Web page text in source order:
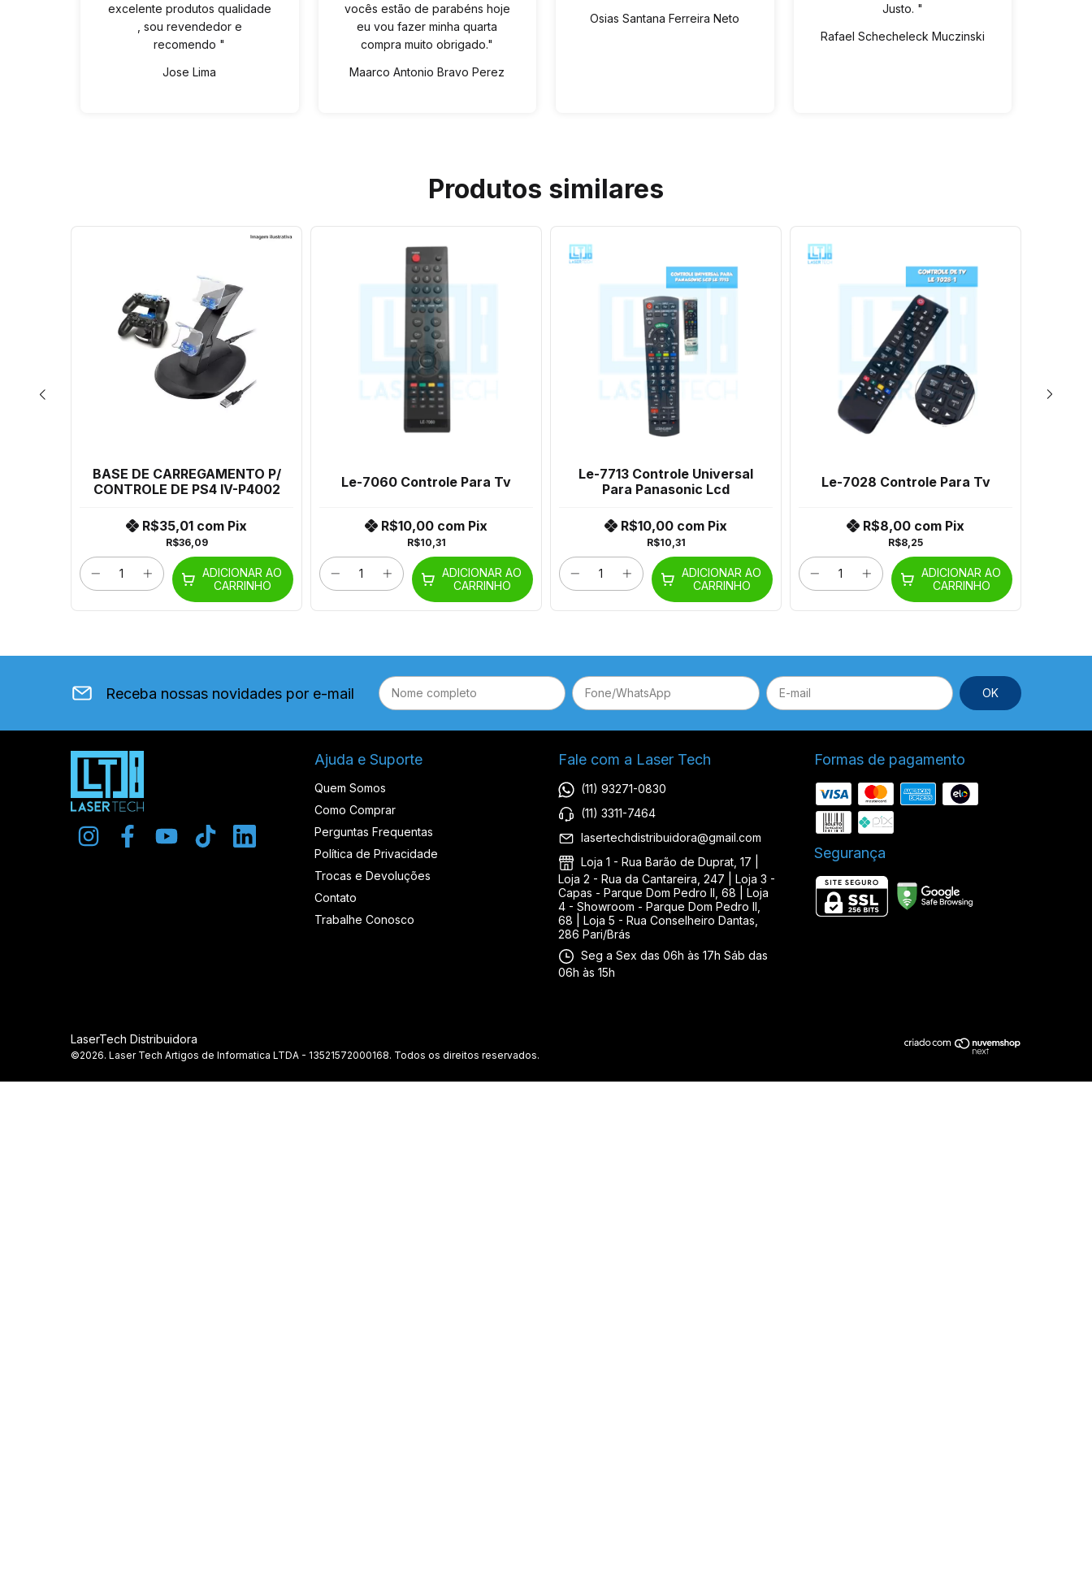
excelente produtos qualidade
, sou revendedor e
recomendo "
Jose Lima
vocês estão de parabéns hoje
eu vou fazer minha quarta
compra muito obrigado."
Maarco Antonio Bravo Perez
Osias Santana Ferreira Neto
Justo. "
Rafael Schecheleck Muczinski
Produtos similares
BASE DE CARREGAMENTO P/
CONTROLE DE PS4 IV-P4002
R$36,09
R$35,01 com Pix
ADICIONAR AO
CARRINHO
Le-7060 Controle Para Tv
R$10,31
R$10,00 com Pix
ADICIONAR AO
CARRINHO
Le-7713 Controle Universal
Para Panasonic Lcd
R$10,31
R$10,00 com Pix
ADICIONAR AO
CARRINHO
Le-7028 Controle Para Tv
R$8,25
R$8,00 com Pix
ADICIONAR AO
CARRINHO
Receba nossas novidades por e-mail
Ajuda e Suporte
Quem Somos
Como Comprar
Perguntas Frequentas
Política de Privacidade
Trocas e Devoluções
Contato
Trabalhe Conosco
Fale com a Laser Tech
(11) 93271-0830
(11) 3311-7464
lasertechdistribuidora@gmail.com
Loja 1 - Rua Barão de Duprat, 17 |
Loja 2 - Rua da Cantareira, 247 | Loja 3 -
Capas - Parque Dom Pedro II, 68 | Loja
4 - Showroom - Parque Dom Pedro II,
68 | Loja 5 - Rua Conselheiro Dantas,
286 Pari/Brás
Seg a Sex das 06h às 17h Sáb das
06h às 15h
Formas de pagamento
Segurança
LaserTech Distribuidora
©2026. Laser Tech Artigos de Informatica LTDA - 13521572000168. Todos os direitos reservados.